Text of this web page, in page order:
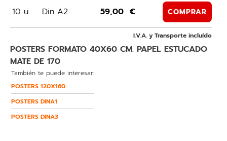
10 u. Din A2 59,00 € COMPRAR
I.V.A. y Transporte incluído
POSTERS FORMATO 40X60 CM. PAPEL ESTUCADO
MATE DE 170
También te puede interesar:
POSTERS 120X160
POSTERS DINA1
POSTERS DINA3